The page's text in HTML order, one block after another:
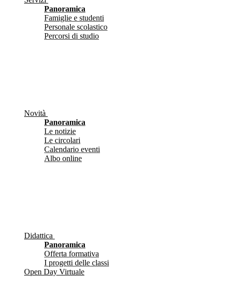
Panoramica
Famiglie e studenti
Personale scolastico
Percorsi di studio
Novità
Panoramica
Le notizie
Le circolari
Calendario eventi
Albo online
Didattica
Panoramica
Offerta formativa
I progetti delle classi
Open Day Virtuale